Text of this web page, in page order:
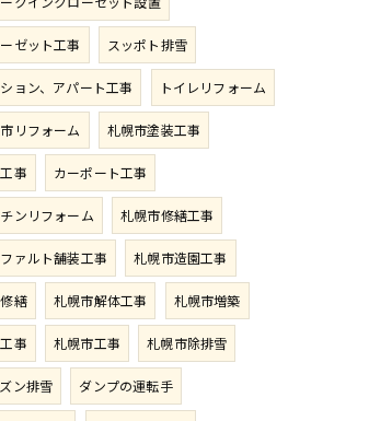
ゼット工事 スッポト排雪
ョン、アパート工事 トイレリフォーム
リフォーム 札幌市塗装工事
事 カーポート工事
ンリフォーム 札幌市修繕工事
ァルト舗装工事 札幌市造園工事
繕 札幌市解体工事 札幌市増築
事 札幌市工事 札幌市除排雪
ン排雪 ダンプの運転手